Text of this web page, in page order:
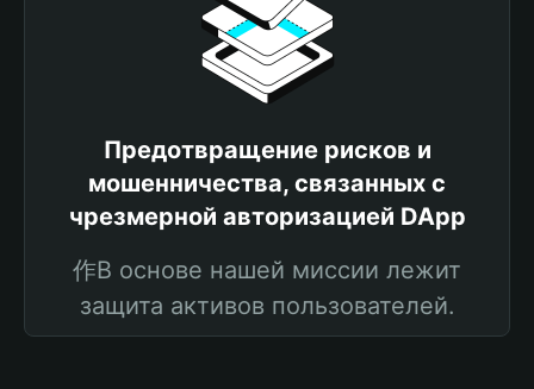
Предотвращение рисков и
мошенничества, связанных с
чрезмерной авторизацией DApp
作В основе нашей миссии лежит
защита активов пользователей.